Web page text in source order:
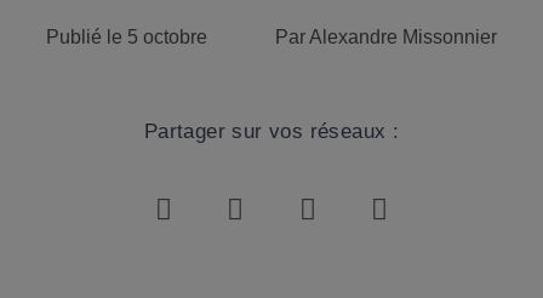
Publié le 5 octobre ParAlexandre Missonnier
Partager sur vos réseaux :